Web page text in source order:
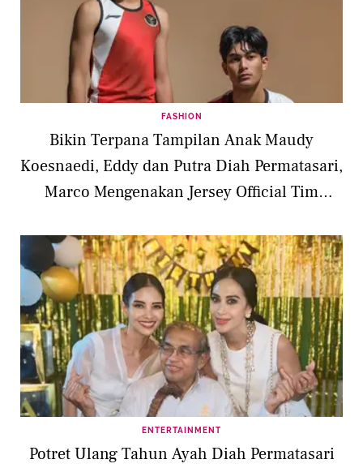
FASHION
Bikin Terpana Tampilan Anak Maudy
Koesnaedi, Eddy dan Putra Diah Permatasari,
Marco Mengenakan Jersey Official Tim
ENTERTAINMENT
Potret Ulang Tahun Ayah Diah Permatasari